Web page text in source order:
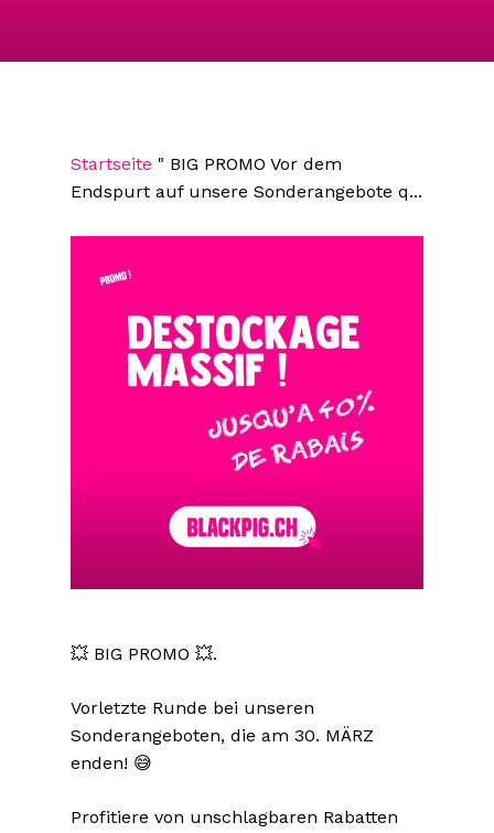
Startseite " BIG PROMO Vor dem
Endspurt auf unsere Sonderangebote q...
💥 BIG PROMO 💥.
Vorletzte Runde bei unseren
Sonderangeboten, die am 30. MÄRZ
enden! 😅
Profitiere von unschlagbaren Rabatten